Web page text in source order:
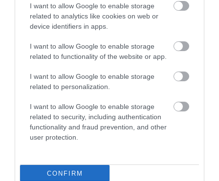
I want to allow Google to enable storage
related to analytics like cookies on web or
device identifiers in apps.
I want to allow Google to enable storage
related to functionality of the website or app.
I want to allow Google to enable storage
related to personalization.
I want to allow Google to enable storage
related to security, including authentication
functionality and fraud prevention, and other
user protection.
CONFIRM
erőforrásain alapult
– magyaráztaTanja Schreiber, a tanulmány szerzője
közleményében.
Schreiber ezután azt is hozzátette, hogy ez az erőd
évszázadokkal hamarabb épült, mint bármelyik
másik hasonló európai építmény.
A kutatók eredményei azért is számítanak
különlegesnek, mivel megkérdőjelezik azt az